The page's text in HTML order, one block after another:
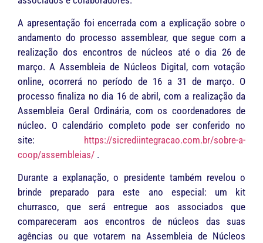
A apresentação foi encerrada com a explicação sobre o
andamento do processo assemblear, que segue com a
realização dos encontros de núcleos até o dia 26 de
março. A Assembleia de Núcleos Digital, com votação
online, ocorrerá no período de 16 a 31 de março. O
processo finaliza no dia 16 de abril, com a realização da
Assembleia Geral Ordinária, com os coordenadores de
núcleo. O calendário completo pode ser conferido no
site: https://sicrediintegracao.com.br/sobre-a-
coop/assembleias/ .
Durante a explanação, o presidente também revelou o
brinde preparado para este ano especial: um kit
churrasco, que será entregue aos associados que
compareceram aos encontros de núcleos das suas
agências ou que votarem na Assembleia de Núcleos